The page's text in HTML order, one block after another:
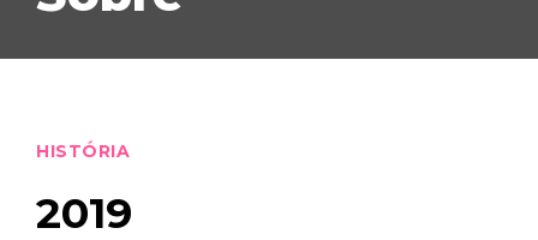
HISTÓRIA
2019